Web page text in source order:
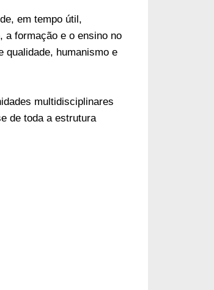
em tempo útil,
a formação e o ensino no
qualidade, humanismo e
multidisciplinares
de toda a estrutura